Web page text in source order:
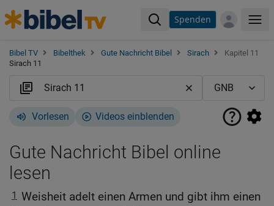
Spenden
Bibel TV Bibelthek Gute Nachricht Bibel Sirach
Kapitel 11
Sirach 11
Vorlesen Videos einblenden
Gute Nachricht Bibel online
lesen
1 Weisheit adelt einen Armen und gibt ihm einen